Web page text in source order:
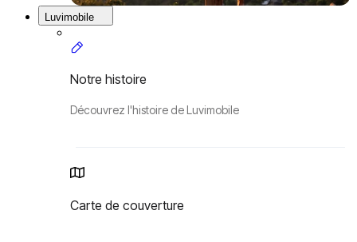
Luvimobile
Notre histoire
Découvrez l'histoire de Luvimobile
Carte de couverture